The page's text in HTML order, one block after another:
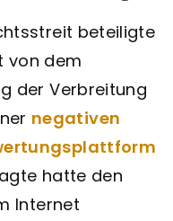
beteiligte
von dem
der Verbreitung
negativen
hatte den
Internet